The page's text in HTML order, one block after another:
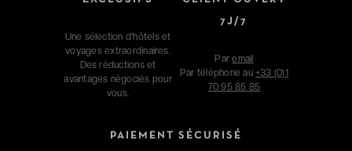
Une sélection d'hôtels et
voyages extraordinaires.
Des réductions et
avantages négociés pour
vous.
7J/7
Paremail
Par téléphone au +33 (0)1
70 95 85 85
PAIEMENT SÉCURISÉ